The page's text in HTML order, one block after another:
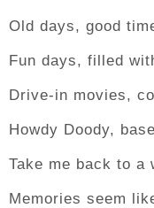
Old days, good
Fun days, filled
Drive-in movies,
Howdy Doody,
Take me back to a
Memories seem